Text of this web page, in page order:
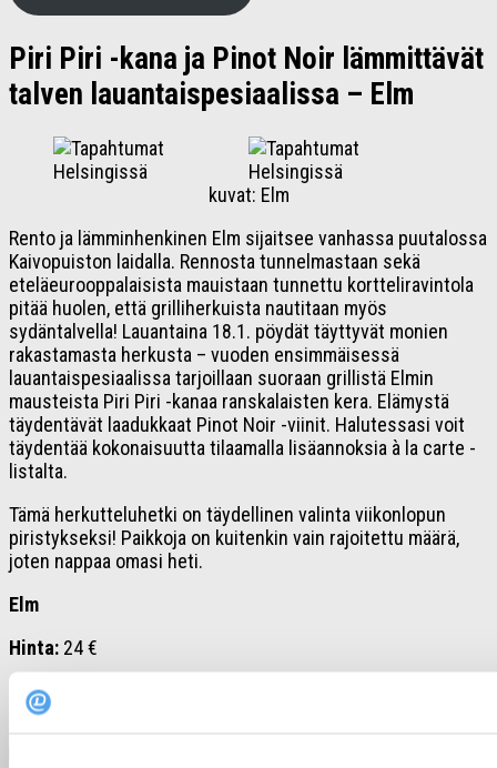
Piri Piri -kana ja Pinot Noir lämmittävät
talven lauantaispesiaalissa – Elm
kuvat: Elm
Rento ja lämminhenkinen Elm sijaitsee vanhassa puutalossa
Kaivopuiston laidalla. Rennosta tunnelmastaan sekä
eteläeurooppalaisista mauistaan tunnettu kortteliravintola
pitää huolen, että grilliherkuista nautitaan myös
sydäntalvella! Lauantaina 18.1. pöydät täyttyvät monien
rakastamasta herkusta – vuoden ensimmäisessä
lauantaispesiaalissa tarjoillaan suoraan grillistä Elmin
mausteista Piri Piri -kanaa ranskalaisten kera. Elämystä
täydentävät laadukkaat Pinot Noir -viinit. Halutessasi voit
täydentää kokonaisuutta tilaamalla lisäannoksia à la carte -
listalta.
Tämä herkutteluhetki on täydellinen valinta viikonlopun
piristykseksi! Paikkoja on kuitenkin vain rajoitettu määrä,
joten nappaa omasi heti.
Elm
Hinta: 24 €
Missä: